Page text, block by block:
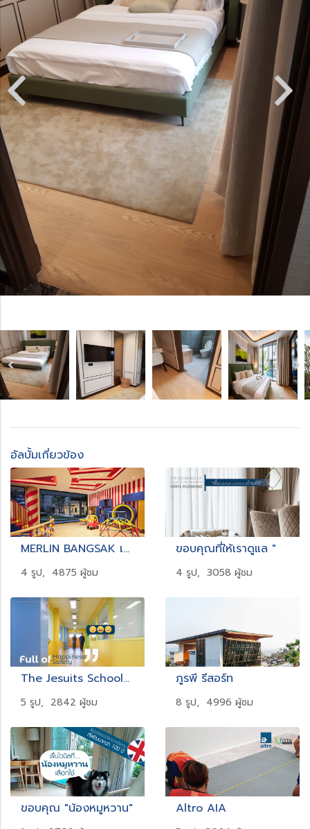
อัลบั้มเกี่ยวข้อง
MERLIN BANGSAK เขาหลัก
4 รูป, 4875 ผู้ชม
ขอบคุณที่ให้เราดูแล "
4 รูป, 3058 ผู้ชม
The Jesuits School_Altro Orchestra_Reggae
5 รูป, 2842 ผู้ชม
ภูรพี รีสอร์ท
8 รูป, 4996 ผู้ชม
ขอบคุณ "น้องหมูหวาน" Altro AIA